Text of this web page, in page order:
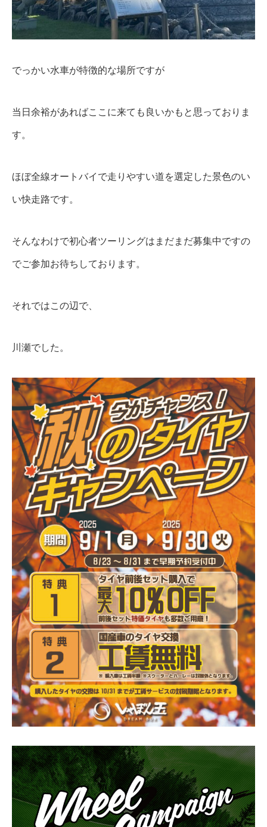
でっかい水車が特徴的な場所ですが
当日余裕があればここに来ても良いかもと思っておりま
す。
ほぼ全線オートバイで走りやすい道を選定した景色のい
い快走路です。
そんなわけで初心者ツーリングはまだまだ募集中ですの
でご参加お待ちしております。
それではこの辺で、
川瀬でした。